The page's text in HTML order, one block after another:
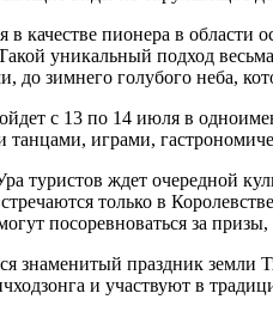
в качестве пионера в
уникальный подход
до зимнего голубого неба,
с 13 по 14 июля в
танцами, играми,
туристов ждет очередной
только в
посоревноваться за
знаменитый праздник
и участвуют в